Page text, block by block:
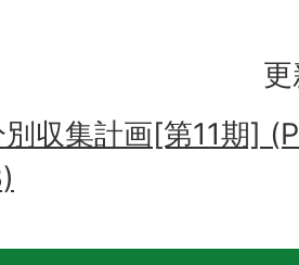
収集計画[第11期]